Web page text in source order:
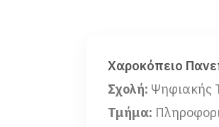
Χαροκόπειο
Σχολή: Ψηφιακής
Τμήμα: